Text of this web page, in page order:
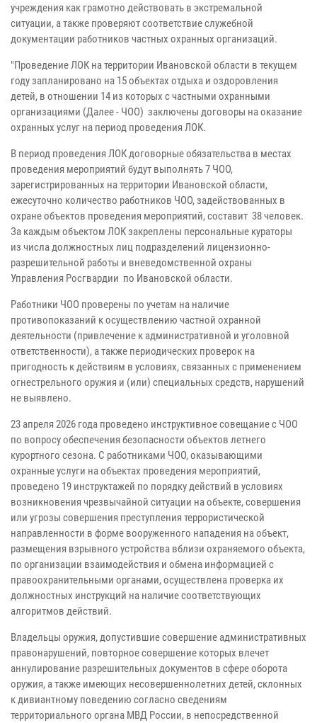
учреждения как грамотно действовать в экстремальной
ситуации, а также проверяют соответствие служебной
документации работников частных охранных организаций.
"Проведение ЛОК на территории Ивановской области в текущем
году запланировано на 15 объектах отдыха и оздоровления
детей, в отношении 14 из которых с частными охранными
организациями (Далее - ЧОО) заключены договоры на оказание
охранных услуг на период проведения ЛОК.
В период проведения ЛОК договорные обязательства в местах
проведения мероприятий будут выполнять 7 ЧОО,
зарегистрированных на территории Ивановской области,
ежесуточно количество работников ЧОО, задействованных в
охране объектов проведения мероприятий, составит 38 человек.
За каждым объектом ЛОК закреплены персональные кураторы
из числа должностных лиц подразделений лицензионно-
разрешительной работы и вневедомственной охраны
Управления Росгвардии по Ивановской области.
Работники ЧОО проверены по учетам на наличие
противопоказаний к осуществлению частной охранной
деятельности (привлечение к административной и уголовной
ответственности), а также периодических проверок на
пригодность к действиям в условиях, связанных с применением
огнестрельного оружия и (или) специальных средств, нарушений
не выявлено.
23 апреля 2026 года проведено инструктивное совещание с ЧОО
по вопросу обеспечения безопасности объектов летнего
курортного сезона. С работниками ЧОО, оказывающими
охранные услуги на объектах проведения мероприятий,
проведено 19 инструктажей по порядку действий в условиях
возникновения чрезвычайной ситуации на объекте, совершения
или угрозы совершения преступления террористической
направленности в форме вооруженного нападения на объект,
размещения взрывного устройства вблизи охраняемого объекта,
по организации взаимодействия и обмена информацией с
правоохранительными органами, осуществлена проверка их
должностных инструкций на наличие соответствующих
алгоритмов действий.
Владельцы оружия, допустившие совершение административных
правонарушений, повторное совершение которых влечет
аннулирование разрешительных документов в сфере оборота
оружия, а также имеющих несовершеннолетних детей, склонных
к дивиантному поведению согласно сведениям
территориального органа МВД России, в непосредственной